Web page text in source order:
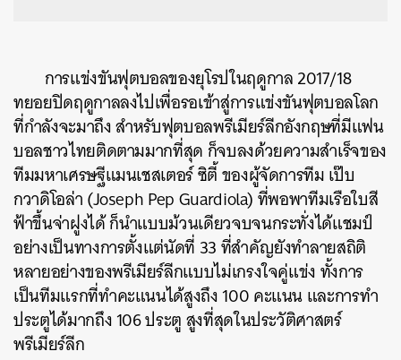
การแข่งขันฟุตบอลของยุโรปในฤดูกาล 2017/18
ทยอยปิดฤดูกาลลงไปเพื่อรอเข้าสู่การแข่งขันฟุตบอลโลก
ที่กำลังจะมาถึง สำหรับฟุตบอลพรีเมียร์ลีกอังกฤษที่มีแฟน
บอลชาวไทยติดตามมากที่สุด ก็จบลงด้วยความสำเร็จของ
ทีมมหาเศรษฐีแมนเชสเตอร์ ซิตี้ ของผู้จัดการทีม เป๊บ
กวาดิโอล่า (Joseph Pep Guardiola) ที่พอพาทีมเรือใบสี
ฟ้าขึ้นจ่าฝูงได้ ก็นำแบบม้วนเดียวจบจนกระทั่งได้แชมป์
อย่างเป็นทางการตั้งแต่นัดที่ 33 ที่สำคัญยังทำลายสถิติ
หลายอย่างของพรีเมียร์ลีกแบบไม่เกรงใจคู่แข่ง ทั้งการ
เป็นทีมแรกที่ทำคะแนนได้สูงถึง 100 คะแนน และการทำ
ประตูได้มากถึง 106 ประตู สูงที่สุดในประวัติศาสตร์
พรีเมียร์ลีก